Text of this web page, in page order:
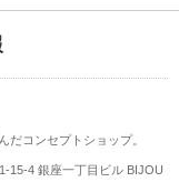
だコンセプトショップ。
15-4 銀座一丁目ビル BIJOU